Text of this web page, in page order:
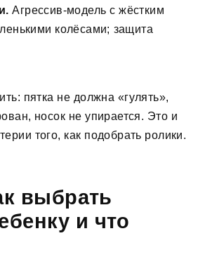
Агрессив-модель с жёстким
колёсами; защита
пятка не должна «гулять»,
носок не упирается. Это и
того, как подобрать ролики.
выбрать
и что